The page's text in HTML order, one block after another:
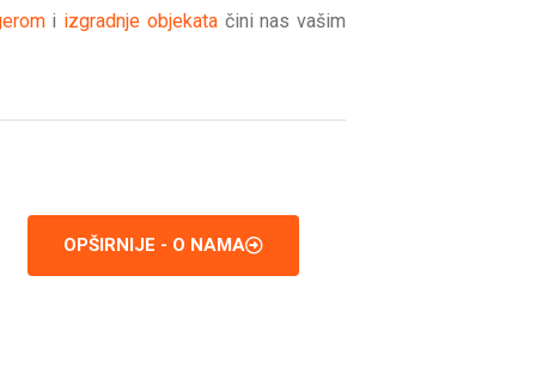
i izgradnje objekatačini nas vašim
OPŠIRNIJE - O NAMA